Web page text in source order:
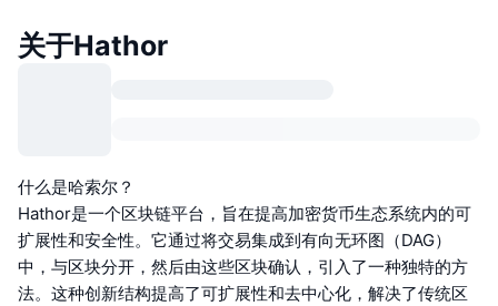
关于Hathor
什么是哈索尔？
Hathor是一个区块链平台，旨在提高加密货币生态系统内的可
扩展性和安全性。它通过将交易集成到有向无环图（DAG）
中，与区块分开，然后由这些区块确认，引入了一种独特的方
法。这种创新结构提高了可扩展性和去中心化，解决了传统区